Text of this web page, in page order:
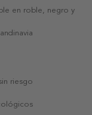
en roble, negro y
riesgo